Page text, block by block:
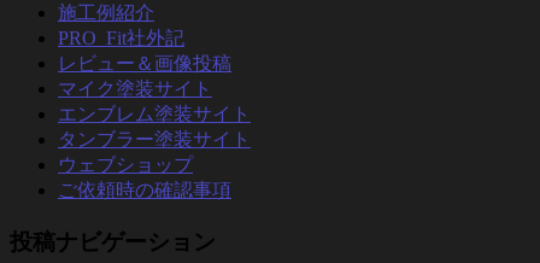
施工例紹介
PRO_Fit社外記
レビュー＆画像投稿
マイク塗装サイト
エンブレム塗装サイト
タンブラー塗装サイト
ウェブショップ
ご依頼時の確認事項
投稿ナビゲーション